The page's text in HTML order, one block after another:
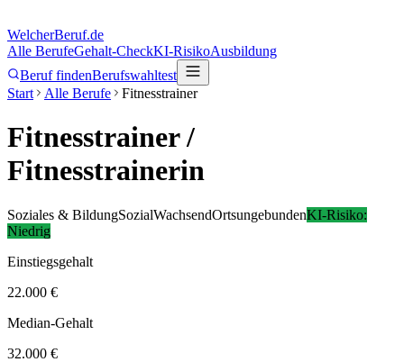
WelcherBeruf.de
Alle BerufeGehalt-CheckKI-RisikoAusbildung
Beruf findenBerufswahltest
Start
Alle Berufe Fitnesstrainer
Fitnesstrainer/
Fitnesstrainerin
Soziales & BildungSozialWachsendOrtsungebundenKI-Risiko:
Niedrig
Einstiegsgehalt
22.000 €
Median-Gehalt
32.000 €